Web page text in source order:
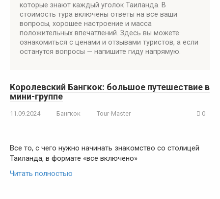
которые знают каждый уголок Таиланда. В
стоимость тура включены ответы на все ваши
вопросы, хорошее настроение и масса
положительных впечатлений. Здесь вы можете
ознакомиться с ценами и отзывами туристов, а если
останутся вопросы — напишите гиду напрямую.
Королевский Бангкок: большое путешествие в
мини-группе
11.09.2024 Бангкок Tour-Master 0
Все то, с чего нужно начинать знакомство со столицей
Таиланда, в формате «все включено»
Читать полностью